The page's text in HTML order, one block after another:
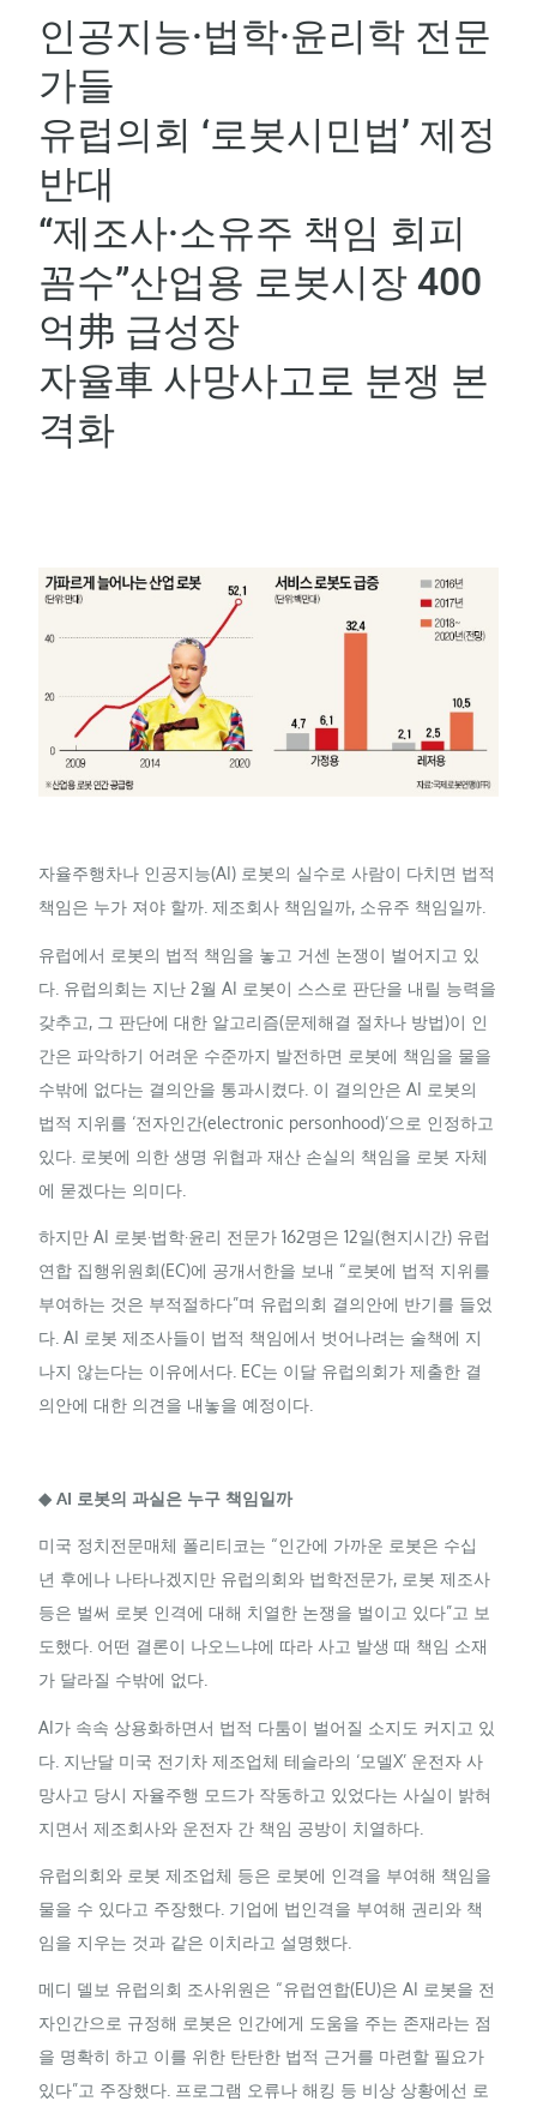
인공지능·법학·윤리학 전문
가들
유럽의회 ‘로봇시민법’ 제정
반대
“제조사·소유주 책임 회피
꼼수”산업용 로봇시장 400
억弗 급성장
자율車 사망사고로 분쟁 본
격화
자율주행차나 인공지능(AI) 로봇의 실수로 사람이 다치면 법적
책임은 누가 져야 할까. 제조회사 책임일까, 소유주 책임일까.
유럽에서 로봇의 법적 책임을 놓고 거센 논쟁이 벌어지고 있
다. 유럽의회는 지난 2월 AI 로봇이 스스로 판단을 내릴 능력을
갖추고, 그 판단에 대한 알고리즘(문제해결 절차나 방법)이 인
간은 파악하기 어려운 수준까지 발전하면 로봇에 책임을 물을
수밖에 없다는 결의안을 통과시켰다. 이 결의안은 AI 로봇의
법적 지위를 ‘전자인간(electronic personhood)’으로 인정하고
있다. 로봇에 의한 생명 위협과 재산 손실의 책임을 로봇 자체
에 묻겠다는 의미다.
하지만 AI 로봇·법학·윤리 전문가 162명은 12일(현지시간) 유럽
연합 집행위원회(EC)에 공개서한을 보내 “로봇에 법적 지위를
부여하는 것은 부적절하다”며 유럽의회 결의안에 반기를 들었
다. AI 로봇 제조사들이 법적 책임에서 벗어나려는 술책에 지
나지 않는다는 이유에서다. EC는 이달 유럽의회가 제출한 결
의안에 대한 의견을 내놓을 예정이다.
◆ AI 로봇의 과실은 누구 책임일까
미국 정치전문매체 폴리티코는 “인간에 가까운 로봇은 수십
년 후에나 나타나겠지만 유럽의회와 법학전문가, 로봇 제조사
등은 벌써 로봇 인격에 대해 치열한 논쟁을 벌이고 있다”고 보
도했다. 어떤 결론이 나오느냐에 따라 사고 발생 때 책임 소재
가 달라질 수밖에 없다.
AI가 속속 상용화하면서 법적 다툼이 벌어질 소지도 커지고 있
다. 지난달 미국 전기차 제조업체 테슬라의 ‘모델X’ 운전자 사
망사고 당시 자율주행 모드가 작동하고 있었다는 사실이 밝혀
지면서 제조회사와 운전자 간 책임 공방이 치열하다.
유럽의회와 로봇 제조업체 등은 로봇에 인격을 부여해 책임을
물을 수 있다고 주장했다. 기업에 법인격을 부여해 권리와 책
임을 지우는 것과 같은 이치라고 설명했다.
메디 델보 유럽의회 조사위원은 “유럽연합(EU)은 AI 로봇을 전
자인간으로 규정해 로봇은 인간에게 도움을 주는 존재라는 점
을 명확히 하고 이를 위한 탄탄한 법적 근거를 마련할 필요가
있다”고 주장했다. 프로그램 오류나 해킹 등 비상 상황에선 로